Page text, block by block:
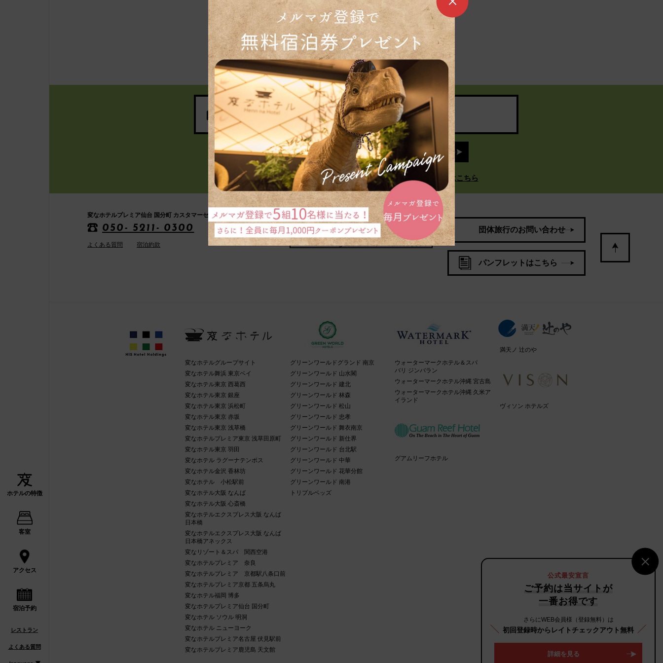
公式最安宣言
ご予約は当サイトが
一番お得です
さらにWEB会員様（登録無料）は
初回登録時からレイトチェックアウト無料
詳細を見る
ホテルの特徴
客室
アクセス
宿泊予約
レストラン
よくある質問
トップへ
宿泊予約
予約の確認・変更・キャンセル
航空券・新幹線とホテルを同時予約「ダイナミックパッケージ」はこちら
変なホテルプレミア仙台 国分町 カスタマーセンター
050- 5211- 0300
よくある質問 宿泊約款
団体旅行のお問い合わせ
パンフレットはこちら
変なホテルグループサイト
変なホテル舞浜 東京ベイ
変なホテル東京 西葛西
変なホテル東京 銀座
変なホテル東京 浜松町
変なホテル東京 赤坂
変なホテル東京 浅草橋
変なホテルプレミア東京 浅草田原町
変なホテル東京 羽田
変なホテル ラグーナテンボス
変なホテル金沢 香林坊
変なホテル 小松駅前
変なホテル大阪 なんば
変なホテル大阪 心斎橋
変なホテルエクスプレス大阪 なんば
日本橋
変なホテルエクスプレス大阪 なんば
日本橋アネックス
変なリゾート＆スパ 関西空港
変なホテルプレミア 奈良
変なホテルプレミア 京都駅八条口前
変なホテルプレミア京都 五条烏丸
変なホテル福岡 博多
変なホテルプレミア仙台 国分町
変なホテル ソウル 明洞
変なホテル ニューヨーク
変なホテルプレミア名古屋 伏見駅前
変なホテルプレミア鹿児島 天文館
グリーンワールドグランド 南京
グリーンワールド 山水閣
グリーンワールド 建北
グリーンワールド 林森
グリーンワールド 松山
グリーンワールド 忠孝
グリーンワールド 舞衣南京
グリーンワールド 新仕界
グリーンワールド 台北駅
グリーンワールド 中華
グリーンワールド 花華分館
グリーンワールド 南港
トリプルベッズ
ウォーターマークホテル＆スパ
バリ ジンバラン
ウォーターマークホテル沖縄 宮古島
ウォーターマークホテル沖縄 久米ア
イランド
グアムリーフホテル
満天ノ 辻のや
ヴィソン ホテルズ